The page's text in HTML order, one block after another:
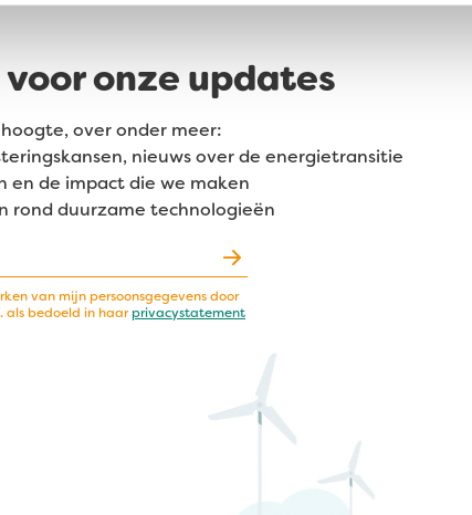
onze updates
over onder meer:
nieuws over de energietransitie
en de impact die we maken
rond duurzame technologieën
van mijn persoonsgegevens door
als bedoeld in haarprivacystatement